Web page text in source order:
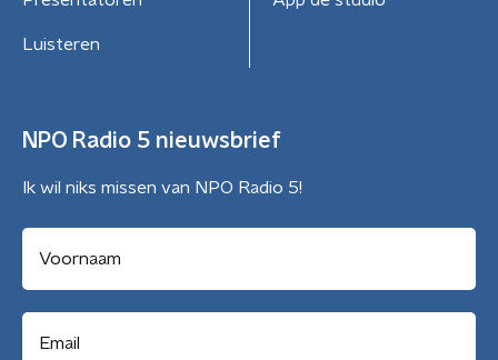
Luisteren
NPO Radio 5 nieuwsbrief
Ik wil niks missen van NPO Radio 5!